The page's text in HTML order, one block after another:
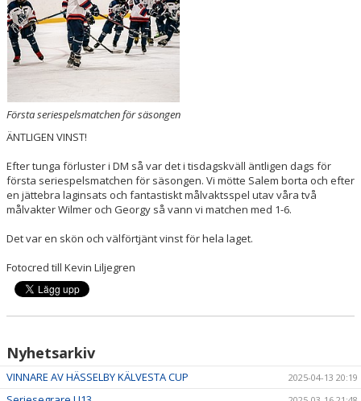
Första seriespelsmatchen för säsongen
ÄNTLIGEN VINST!
Efter tunga förluster i DM så var det i tisdagskväll äntligen dags för
första seriespelsmatchen för säsongen. Vi mötte Salem borta och efter
en jättebra laginsats och fantastiskt målvaktsspel utav våra två
målvakter Wilmer och Georgy så vann vi matchen med 1-6.
Det var en skön och välförtjänt vinst för hela laget.
Fotocred till Kevin Liljegren
Nyhetsarkiv
VINNARE AV HÄSSELBY KÄLVESTA CUP 2025-04-13 20:19